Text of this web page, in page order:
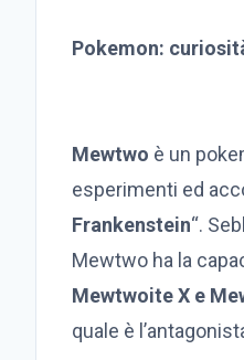
Pokemon:
Mewtwo è un
esperimenti ed
Frankenstein“.
Mewtwo ha la
Mewtwoite X e
quale è